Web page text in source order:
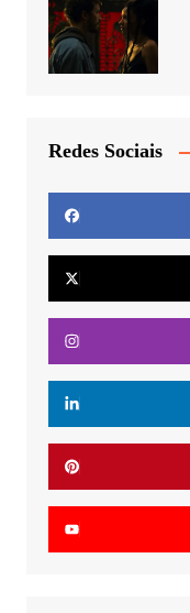
Redes Sociais